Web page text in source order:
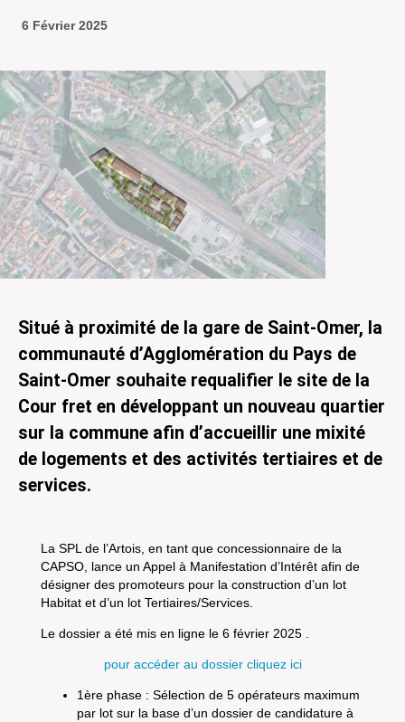
6 Février 2025
Situé à proximité de la gare de Saint-Omer, la
communauté d’Agglomération du Pays de
Saint-Omer souhaite requalifier le site de la
Cour fret en développant un nouveau quartier
sur la commune afin d’accueillir une mixité
de logements et des activités tertiaires et de
services.
La SPL de l’Artois, en tant que concessionnaire de la
CAPSO, lance un Appel à Manifestation d’Intérêt afin de
désigner des promoteurs pour la construction d’un lot
Habitat et d’un lot Tertiaires/Services.
Le dossier a été mis en ligne le 6 février 2025 .
pour accéder au dossier cliquez ici
1ère phase : Sélection de 5 opérateurs maximum
par lot sur la base d’un dossier de candidature à